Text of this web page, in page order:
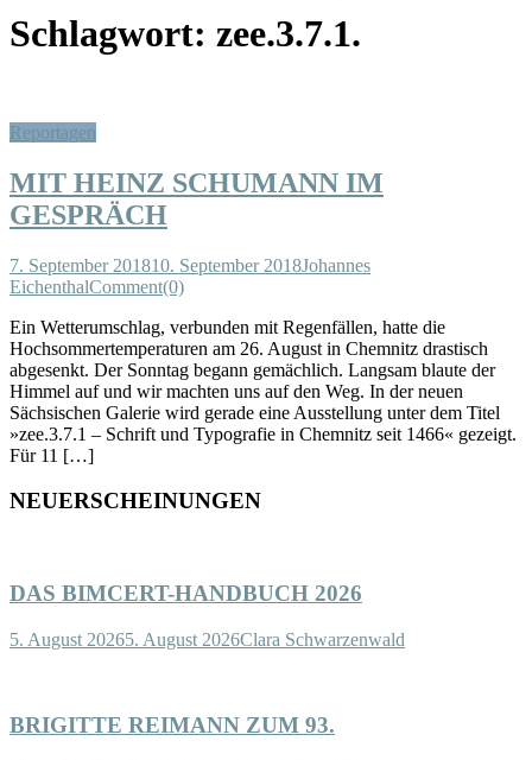
Schlagwort: zee.3.7.1.
Reportagen
MIT HEINZ SCHUMANN IM
GESPRÄCH
7. September 201810. September 2018Johannes
EichenthalComment(0)
Ein Wetterumschlag, verbunden mit Regenfällen, hatte die
Hochsommertemperaturen am 26. August in Chemnitz drastisch
abgesenkt. Der Sonntag begann gemächlich. Langsam blaute der
Himmel auf und wir machten uns auf den Weg. In der neuen
Sächsischen Galerie wird gerade eine Ausstellung unter dem Titel
»zee.3.7.1 – Schrift und Typografie in Chemnitz seit 1466« gezeigt.
Für 11 […]
NEUERSCHEINUNGEN
DAS BIMCERT-HANDBUCH 2026
5. August 20265. August 2026Clara Schwarzenwald
BRIGITTE REIMANN ZUM 93.